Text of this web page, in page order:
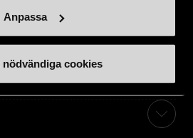
Anpassa
nödvändiga cookies